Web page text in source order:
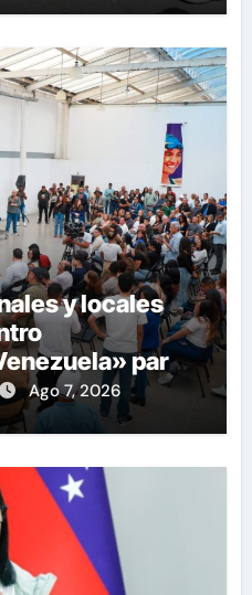
y locales
para
desde las
Ago 7, 2026